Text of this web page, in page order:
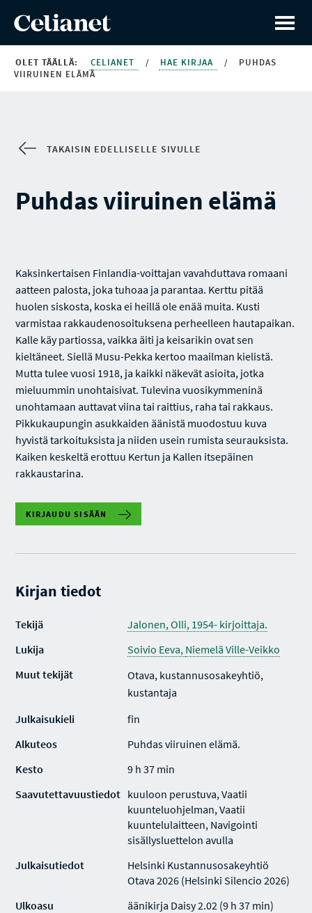
OLET TÄÄLLÄ: CELIANET / HAE KIRJAA /
PUHDAS
VIIRUINEN ELÄMÄ
TAKAISIN EDELLISELLE SIVULLE
Puhdas viiruinen elämä
Kaksinkertaisen Finlandia-voittajan vavahduttava romaani
aatteen palosta, joka tuhoaa ja parantaa. Kerttu pitää
huolen siskosta, koska ei heillä ole enää muita. Kusti
varmistaa rakkaudenosoituksena perheelleen hautapaikan.
Kalle käy partiossa, vaikka äiti ja keisarikin ovat sen
kieltäneet. Siellä Musu-Pekka kertoo maailman kielistä.
Mutta tulee vuosi 1918, ja kaikki näkevät asioita, jotka
mieluummin unohtaisivat. Tulevina vuosikymmeninä
unohtamaan auttavat viina tai raittius, raha tai rakkaus.
Pikkukaupungin asukkaiden äänistä muodostuu kuva
hyvistä tarkoituksista ja niiden usein rumista seurauksista.
Kaiken keskeltä erottuu Kertun ja Kallen itsepäinen
rakkaustarina.
KIRJAUDU SISÄÄN
Kirjan tiedot
Tekijä
Jalonen, Olli, 1954- kirjoittaja.
Lukija
Soivio Eeva, Niemelä Ville-Veikko
Muut tekijät
Otava, kustannusosakeyhtiö,
kustantaja
Julkaisukieli
fin
Alkuteos
Puhdas viiruinen elämä.
Kesto
9 h 37 min
Saavutettavuustiedot kuuloon perustuva, Vaatii
kuunteluohjelman, Vaatii
kuuntelulaitteen, Navigointi
sisällysluettelon avulla
Julkaisutiedot
Helsinki Kustannusosakeyhtiö
Otava 2026 (Helsinki Silencio 2026)
Ulkoasu
äänikirja Daisy 2.02 (9 h 37 min)